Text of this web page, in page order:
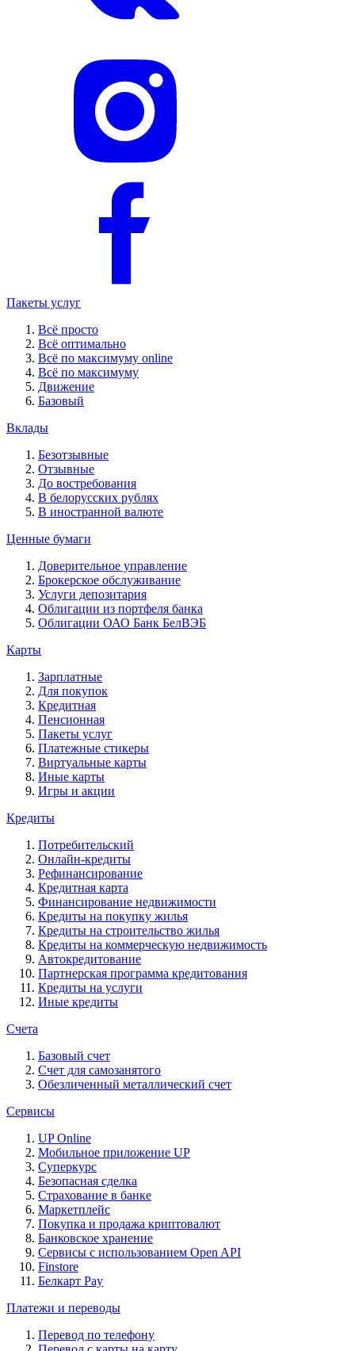
Пакеты услуг
Всё просто
Всё оптимально
Всё по максимуму online
Всё по максимуму
Движение
Базовый
Вклады
Безотзывные
Отзывные
До востребования
В белорусских рублях
В иностранной валюте
Ценные бумаги
Доверительное управление
Брокерское обслуживание
Услуги депозитария
Облигации из портфеля банка
Облигации ОАО Банк БелВЭБ
Карты
Зарплатные
Для покупок
Кредитная
Пенсионная
Пакеты услуг
Платежные стикеры
Виртуальные карты
Иные карты
Игры и акции
Кредиты
Потребительский
Онлайн-кредиты
Рефинансирование
Кредитная карта
Финансирование недвижимости
Кредиты на покупку жилья
Кредиты на строительство жилья
Кредиты на коммерческую недвижимость
Автокредитование
Партнерская программа кредитования
Кредиты на услуги
Иные кредиты
Счета
Базовый счет
Счет для самозанятого
Обезличенный металлический счет
Сервисы
UP Online
Мобильное приложение UP
Суперкурс
Безопасная сделка
Страхование в банке
Маркетплейс
Покупка и продажа криптовалют
Банковское хранение
Сервисы с использованием Open API
Finstore
Белкарт Pay
Платежи и переводы
Перевод по телефону